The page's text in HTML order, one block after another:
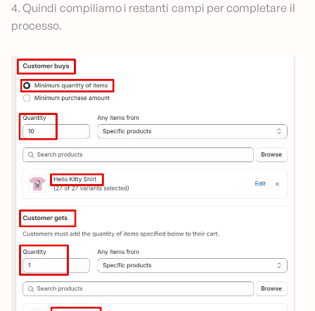
4. Quindi compiliamo i restanti campi per completare il
processo.